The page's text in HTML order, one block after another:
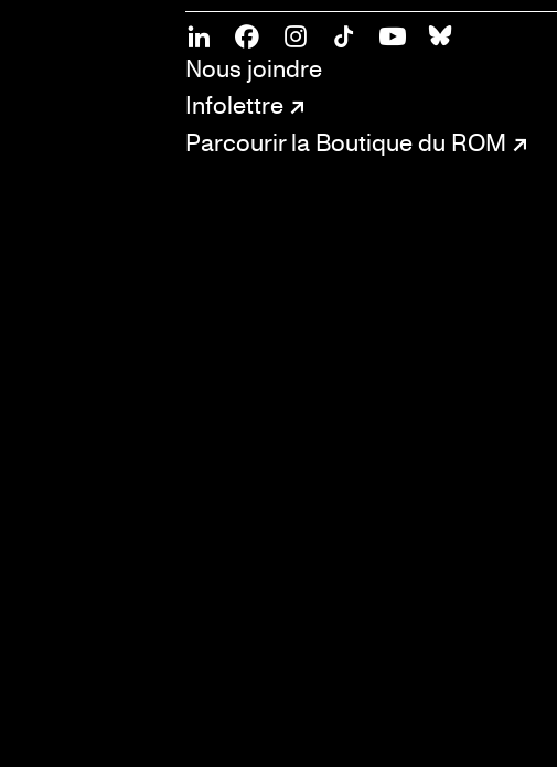
SOCIAL
LinkedinFacebookInstagram
CONNECT
Nous joindre
Infolettre
Parcourir la Boutique du ROM